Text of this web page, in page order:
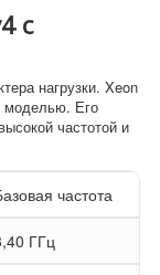
с
нагрузки. Xeon
моделью. Его
частотой и
частота
ГГц